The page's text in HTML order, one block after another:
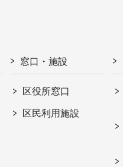
窓口・施設
区役所窓口
区民利用施設